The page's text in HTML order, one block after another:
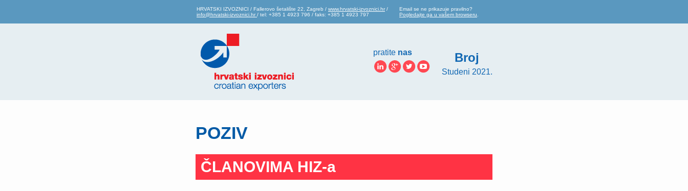
HRVATSKI IZVOZNICI / Fallerovo šetalište 22, Zagreb / www.hrvatski-izvoznici.hr /
info@hrvatski-izvoznici.hr / tel: +385 1 4923 796 / faks: +385 1 4923 797
Email se ne prikazuje pravilno?
Pogledajte ga u vašem browseru
pratite nas Broj
Studeni 2021.
POZIV
ČLANOVIMA HIZ-a